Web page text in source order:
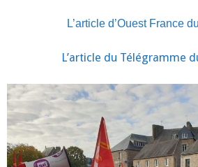
L’article d’Ouest France
L’article du Télégramme